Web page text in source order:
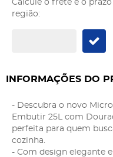
Calcule o frete e o
região:
INFORMAÇÕES DO
- Descubra o novo
Embutir 25L com
perfeita para quem
cozinha.
- Com design elegante